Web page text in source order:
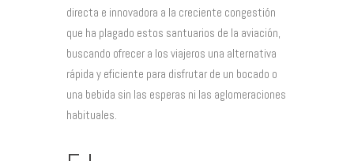
directa e innovadora a la creciente congestión
que ha plagado estos santuarios de la aviación,
buscando ofrecer a los viajeros una alternativa
rápida y eficiente para disfrutar de un bocado o
una bebida sin las esperas ni las aglomeraciones
habituales.